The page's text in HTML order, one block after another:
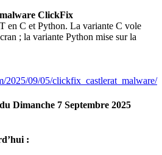
ClickFix
en C et Python. La variante C vole
; la variante Python mise sur la
2025/09/05/clickfix_castlerat_malware/
Dimanche 7 Septembre 2025
: